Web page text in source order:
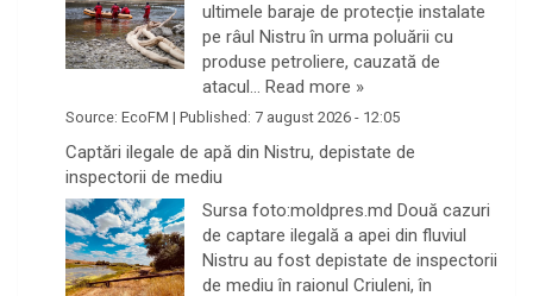
ultimele baraje de protecție instalate
pe râul Nistru în urma poluării cu
produse petroliere, cauzată de
atacul… Read more »
Source: EcoFM | Published: 7 august 2026 - 12:05
Captări ilegale de apă din Nistru, depistate de
inspectorii de mediu
Sursa foto:moldpres.md Două cazuri
de captare ilegală a apei din fluviul
Nistru au fost depistate de inspectorii
de mediu în raionul Criuleni, în